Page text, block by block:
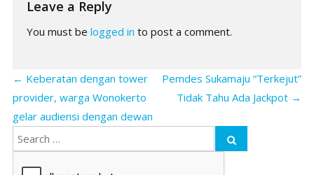
Leave a Reply
You must be logged in to post a comment.
← Keberatan dengan tower
provider, warga Wonokerto
gelar audiensi dengan dewan
Pemdes Sukamaju “Terkejut”
Tidak Tahu Ada Jackpot →